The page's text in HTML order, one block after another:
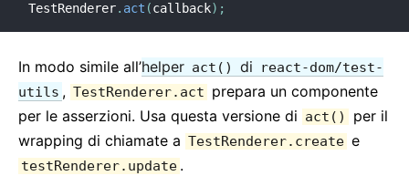
TestRenderer. act (callback) ;
In modo simile all’helper act() di
react-dom/test-
utils , TestRenderer.act prepara un componente
per le asserzioni. Usa questa versione di act()
per il
wrapping di chiamate a TestRenderer.create e
testRenderer.update .